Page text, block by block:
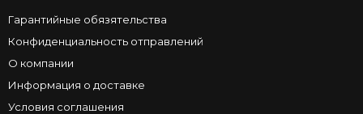
Гарантийные обязятельства
Конфиденциальность отправлений
О компании
Информация о доставке
Условия соглашения